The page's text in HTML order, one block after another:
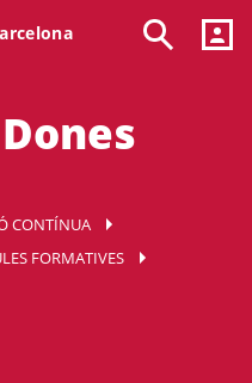
CONTÍNUA
FORMATIVES